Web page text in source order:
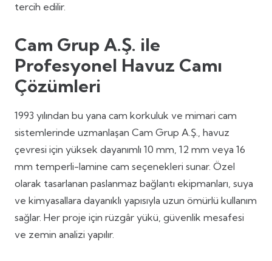
tercih edilir.
Cam Grup A.Ş. ile
Profesyonel Havuz Camı
Çözümleri
1993 yılından bu yana cam korkuluk ve mimari cam
sistemlerinde uzmanlaşan Cam Grup A.Ş., havuz
çevresi için yüksek dayanımlı 10 mm, 12 mm veya 16
mm temperli-lamine cam seçenekleri sunar. Özel
olarak tasarlanan paslanmaz bağlantı ekipmanları, suya
ve kimyasallara dayanıklı yapısıyla uzun ömürlü kullanım
sağlar. Her proje için rüzgâr yükü, güvenlik mesafesi
ve zemin analizi yapılır.